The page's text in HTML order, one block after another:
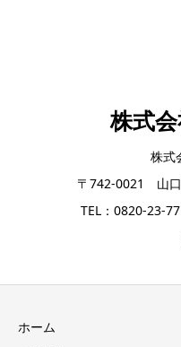
株式
株式
〒742-0021 山口
TEL：0820-23-
ホーム